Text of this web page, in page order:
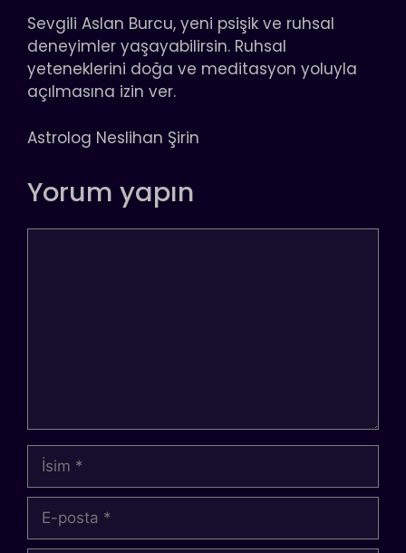
Sevgili Aslan Burcu, yeni psişik ve ruhsal
deneyimler yaşayabilirsin. Ruhsal
yeteneklerini doğa ve meditasyon yoluyla
açılmasına izin ver.
Astrolog Neslihan Şirin
Yorum yapın
İsim
posta